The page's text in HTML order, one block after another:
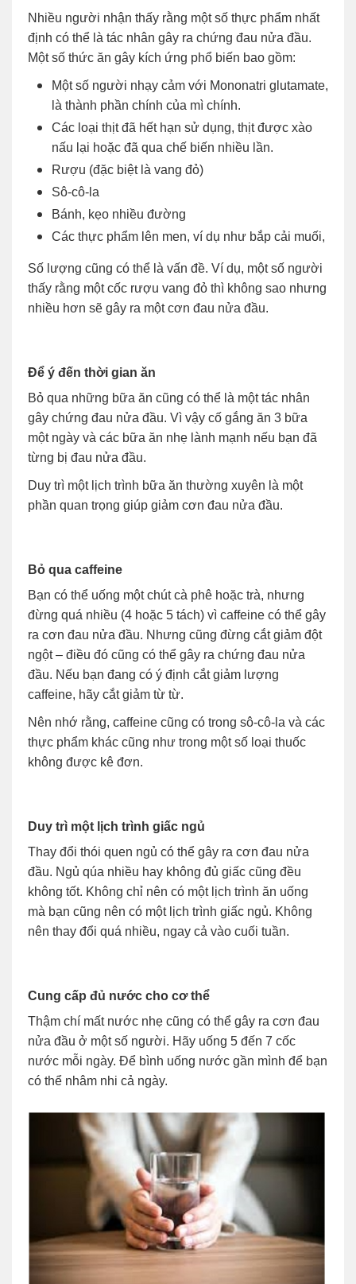
Nhiều người nhận thấy rằng một số thực phẩm nhất
định có thể là tác nhân gây ra chứng đau nửa đầu.
Một số thức ăn gây kích ứng phổ biến bao gồm:
Một số người nhạy cảm với Mononatri glutamate,
là thành phần chính của mì chính.
Các loại thịt đã hết hạn sử dụng, thịt được xào
nấu lại hoặc đã qua chế biến nhiều lần.
Rượu (đặc biệt là vang đỏ)
Sô-cô-la
Bánh, kẹo nhiều đường
Các thực phẩm lên men, ví dụ như bắp cải muối,
Số lượng cũng có thể là vấn đề. Ví dụ, một số người
thấy rằng một cốc rượu vang đỏ thì không sao nhưng
nhiều hơn sẽ gây ra một cơn đau nửa đầu.
Để ý đến thời gian ăn
Bỏ qua những bữa ăn cũng có thể là một tác nhân
gây chứng đau nửa đầu. Vì vậy cố gắng ăn 3 bữa
một ngày và các bữa ăn nhẹ lành mạnh nếu bạn đã
từng bị đau nửa đầu.
Duy trì một lịch trình bữa ăn thường xuyên là một
phần quan trọng giúp giảm cơn đau nửa đầu.
Bỏ qua caffeine
Bạn có thể uống một chút cà phê hoặc trà, nhưng
đừng quá nhiều (4 hoặc 5 tách) vì caffeine có thể gây
ra cơn đau nửa đầu. Nhưng cũng đừng cắt giảm đột
ngột – điều đó cũng có thể gây ra chứng đau nửa
đầu. Nếu bạn đang có ý định cắt giảm lượng
caffeine, hãy cắt giảm từ từ.
Nên nhớ rằng, caffeine cũng có trong sô-cô-la và các
thực phẩm khác cũng như trong một số loại thuốc
không được kê đơn.
Duy trì một lịch trình giấc ngủ
Thay đổi thói quen ngủ có thể gây ra cơn đau nửa
đầu. Ngủ qúa nhiều hay không đủ giấc cũng đều
không tốt. Không chỉ nên có một lịch trình ăn uống
mà bạn cũng nên có một lịch trình giấc ngủ. Không
nên thay đổi quá nhiều, ngay cả vào cuối tuần.
Cung cấp đủ nước cho cơ thể
Thậm chí mất nước nhẹ cũng có thể gây ra cơn đau
nửa đầu ở một số người. Hãy uống 5 đến 7 cốc
nước mỗi ngày. Để bình uống nước gần mình để bạn
có thể nhâm nhi cả ngày.